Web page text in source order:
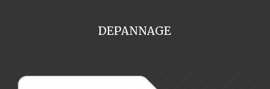
DEPANNAGE